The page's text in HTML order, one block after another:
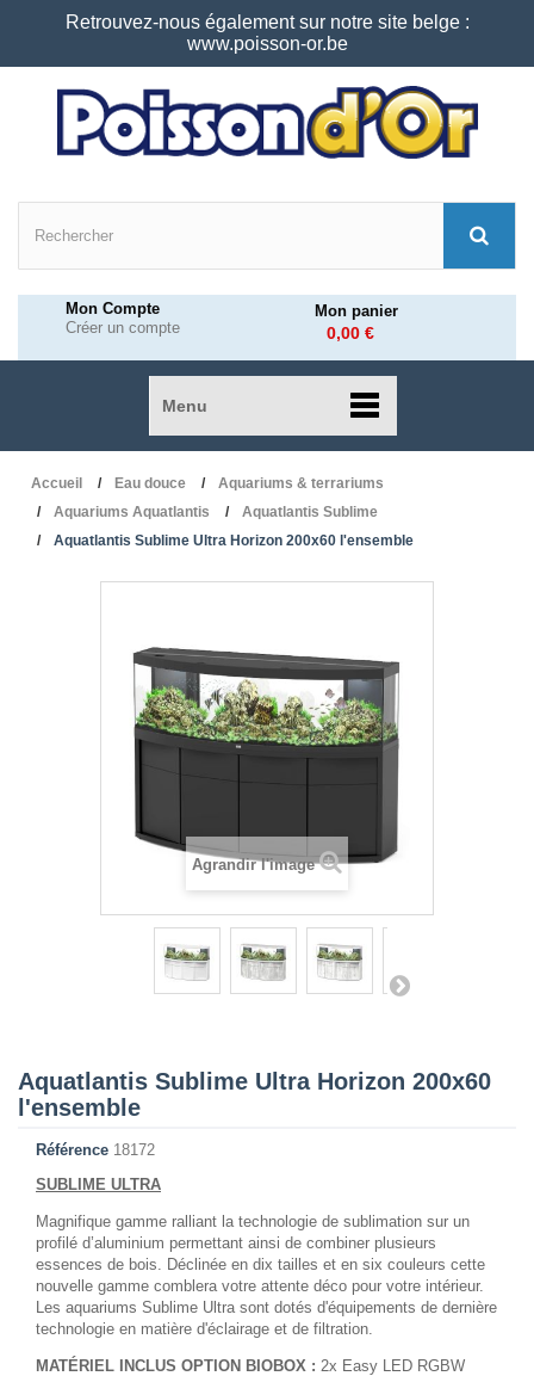
Retrouvez-nous également sur notre site belge :
www.poisson-or.be
Mon Compte
Créer un compte
Mon panier
0,00 €
Menu
Accueil Eau douce
Aquariums & terrariums
Aquariums Aquatlantis
Aquatlantis Sublime
Aquatlantis Sublime Ultra Horizon 200x60 l'ensemble
Agrandir l'image
Aquatlantis Sublime Ultra Horizon 200x60
l'ensemble
Référence 18172
SUBLIME ULTRA
Magnifique gamme ralliant la technologie de sublimation sur un
profilé d’aluminium permettant ainsi de combiner plusieurs
essences de bois. Déclinée en dix tailles et en six couleurs cette
nouvelle gamme comblera votre attente déco pour votre intérieur.
Les aquariums Sublime Ultra sont dotés d'équipements de dernière
technologie en matière d'éclairage et de filtration.
MATÉRIEL INCLUS OPTION BIOBOX : 2x Easy LED RGBW